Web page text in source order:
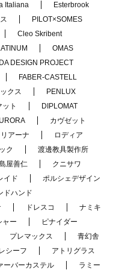
Italiana
Esterbrook
PILOT×SOMES
Cleo Skribent
OMAS
DESIGN PROJECT
FABER-CASTELL
クス
PENLUX
ト
DIPLOMAT
カヴゼット
アーナ
ロディア
ク
渡邊教具製作所
屋善仁
クニサワ
イド
ポルシェデザイン
ドハンド
ドレスコ
ナミキ
ャー
ピナイダー
プレマックス
青幻舎
シーフ
アトリグラス
ーバーカステル
ラミー